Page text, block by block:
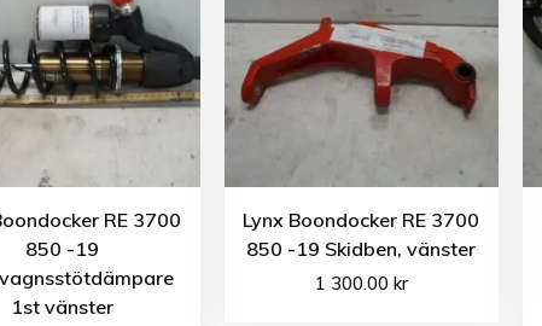
RE 3700
850 -19
1st vänster
Lynx Boondocker RE 3700
850 -19 Skidben, vänster
1 300.00 kr